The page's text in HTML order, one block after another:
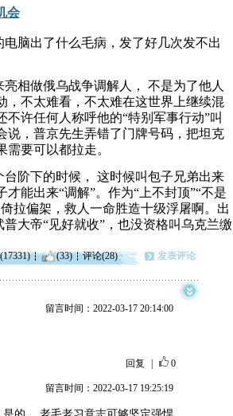
会
脑出了什么毛病，发了好几次发不出
相做俄乌战争调解人， 不是为了他人
，不太难看，不太难在这世界上继续混
许任何人称呼他的“特别军事行动”叫
说，普京先生弄错了门牌号码，把坦克
要可以都拉走。
阶下的时候， 这时候叫包子兄弟出来
能出来“调解”。作为“上不封顶”“不是
拉偏架，救人一命胜造十级浮屠啊。出
大帝“见好就收”，也没资格叫乌克兰缴
(33) 评论(28) 发表评论
留言时间：2022-03-17 20:14:00
回复 0
留言时间：2022-03-17 19:25:19